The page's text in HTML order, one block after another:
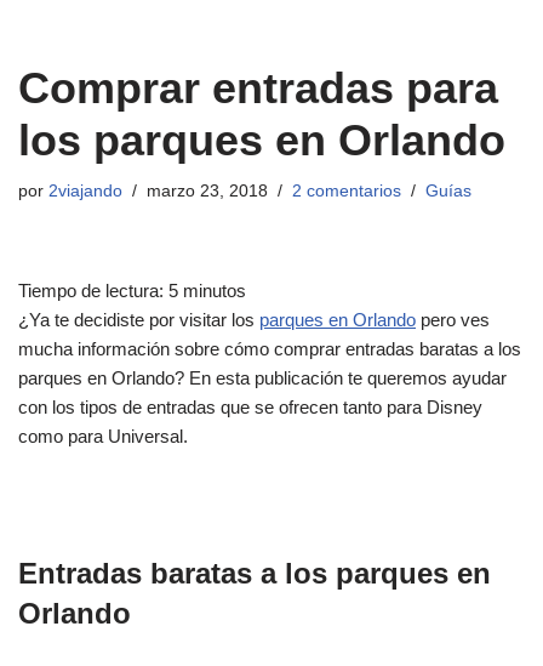
Comprar entradas para
los parques en Orlando
por 2viajando marzo 23, 2018 2 comentarios Guías
Tiempo de lectura: 5 minutos
¿Ya te decidiste por visitar los parques en Orlando pero ves
mucha información sobre cómo comprar entradas baratas a los
parques en Orlando? En esta publicación te queremos ayudar
con los tipos de entradas que se ofrecen tanto para Disney
como para Universal.
Entradas baratas a los parques en
Orlando